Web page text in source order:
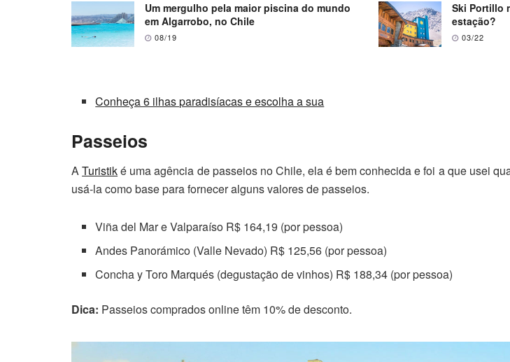
Um mergulho pela maior piscina do mundo
em Algarrobo, no Chile
08/19
Ski Portillo
estação?
03/22
Conheça 6 ilhas paradisíacas e escolha a sua
Passeios
ATuristiké uma agência de passeios no Chile, ela é bem conhecida e foi a que usei
usá-la como base para fornecer alguns valores de passeios.
Viña del Mar e Valparaíso R$ 164,19 (por pessoa)
Andes Panorámico (Valle Nevado) R$ 125,56 (por pessoa)
Concha y Toro Marqués (degustação de vinhos) R$ 188,34 (por pessoa)
Dica: Passeios comprados online têm 10% de desconto.